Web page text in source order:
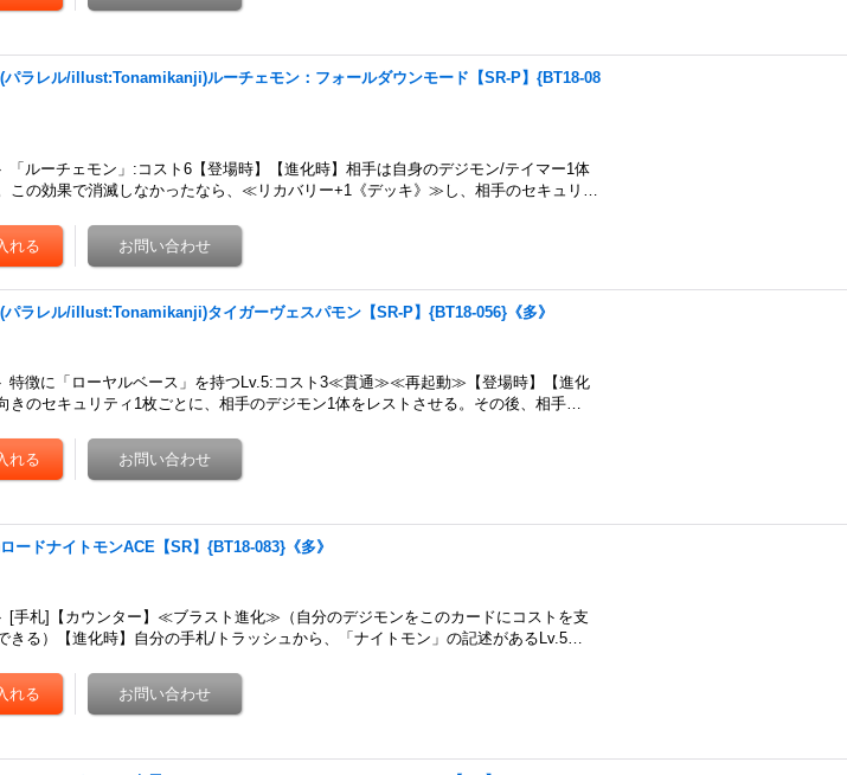
パラレル/illust:Tonamikanji)ルーチェモン：フォールダウンモード【SR-P】{BT18-08
「ルーチェモン」:コスト6【登場時】【進化時】相手は自身のデジモン/テイマー1体
この効果で消滅しなかったなら、≪リカバリー+1《デッキ》≫し、相手のセキュリ…
パラレル/illust:Tonamikanji)タイガーヴェスパモン【SR-P】{BT18-056}《多》
特徴に「ローヤルベース」を持つLv.5:コスト3≪貫通≫≪再起動≫【登場時】【進化
きのセキュリティ1枚ごとに、相手のデジモン1体をレストさせる。その後、相手…
ロードナイトモンACE【SR】{BT18-083}《多》
[手札]【カウンター】≪ブラスト進化≫（自分のデジモンをこのカードにコストを支
きる）【進化時】自分の手札/トラッシュから、「ナイトモン」の記述があるLv.5…